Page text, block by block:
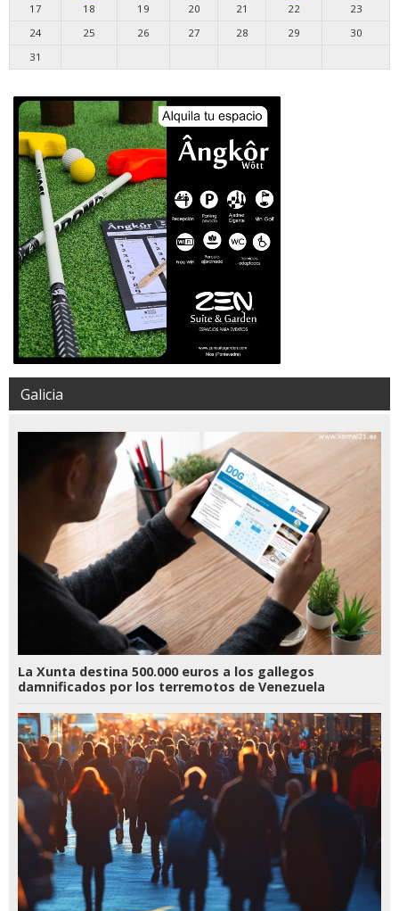
17
18 19 20 21 22
23
24
25 26 27 28 29
30
31
Galicia
La Xunta destina 500.000 euros a los gallegos
damnificados por los terremotos de Venezuela